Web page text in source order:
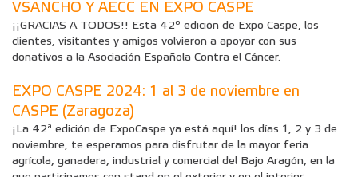
VSANCHO Y AECC EN EXPO CASPE
¡¡GRACIAS A TODOS!! Esta 42º edición de Expo Caspe, los
clientes, visitantes y amigos volvieron a apoyar con sus
donativos a la Asociación Española Contra el Cáncer.
EXPO CASPE 2024: 1 al 3 de noviembre en
CASPE (Zaragoza)
¡La 42ª edición de ExpoCaspe ya está aquí! los días 1, 2 y 3 de
noviembre, te esperamos para disfrutar de la mayor feria
agrícola, ganadera, industrial y comercial del Bajo Aragón, en la